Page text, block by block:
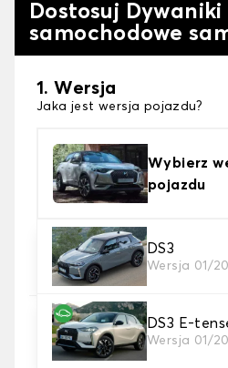
Dostosuj Dywaniki
samochodowe
1. Wersja
Jaka jest wersja pojazdu?
Wybierz
pojazdu
DS3
Wersja 01/
DS3 E-
Wersja 01/
2. Materiał
wybierz materiał dywanika
3. gra dywanowa
wybierz liczbę potrzebnych
samochodowych